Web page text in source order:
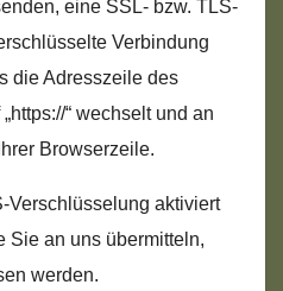
eine SSL- bzw. TLS-
Verbindung
die Adresszeile des
“ wechselt und an
Browserzeile.
Verschlüsselung aktiviert
Sie an uns übermitteln,
werden.